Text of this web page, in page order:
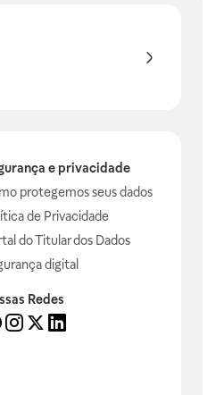
e privacidade
protegemos seus dados
de Privacidade
do Titular dos Dados
digital
Redes